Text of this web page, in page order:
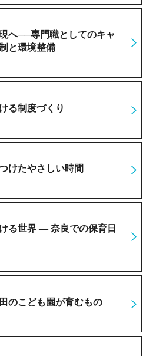
へ──専門職としてのキャ
と環境整備
る制度づくり
けたやさしい時間
る世界 ― 奈良での保育日
のこども園が育むもの